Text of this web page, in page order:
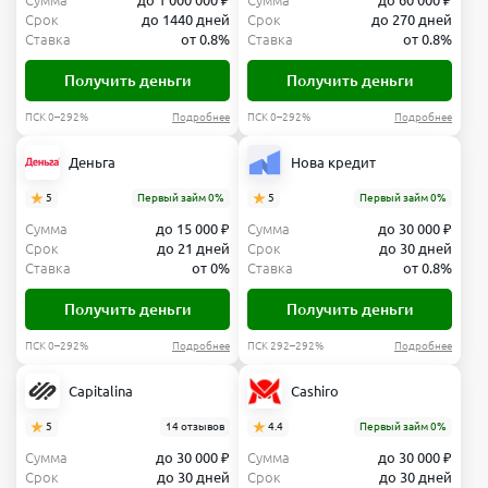
Срок
до 1440 дней
Ставка
от 0.8%
Получить деньги
ПСК 0–292% Подробнее
Срок
до 270 дней
Ставка
от 0.8%
Получить деньги
ПСК 0–292% Подробнее
Деньга
5 Первый займ 0%
Сумма
до 15 000 ₽
Срок
до 21 дней
Ставка
от 0%
Получить деньги
ПСК 0–292% Подробнее
Нова кредит
5 Первый займ 0%
Сумма
до 30 000 ₽
Срок
до 30 дней
Ставка
от 0.8%
Получить деньги
ПСК 292–292% Подробнее
Capitalina
5 14 отзывов
Сумма
до 30 000 ₽
Срок
до 30 дней
Cashiro
4.4 Первый займ 0%
Сумма
до 30 000 ₽
Срок
до 30 дней